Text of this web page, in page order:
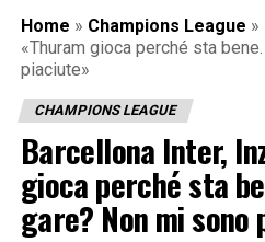
Home » Champions League »
«Thuram gioca perché sta
piaciute»
CHAMPIONS LEAGUE
Barcellona Inter,
gioca perché sta
gare? Non mi sono